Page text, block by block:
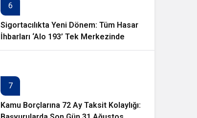
6
Sigortacılıkta Yeni Dönem: Tüm Hasar
İhbarları ‘Alo 193’ Tek Merkezinde
Toplanıyor
7
Kamu Borçlarına 72 Ay Taksit Kolaylığı: